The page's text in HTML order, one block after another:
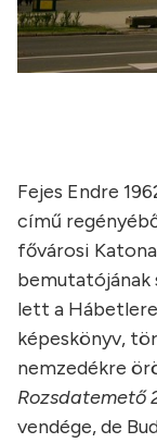
Fejes Endre
című
fővárosi
bemutatójának
lett a
képeskönyv,
nemzedékre
Rozsdatemető
vendége, de